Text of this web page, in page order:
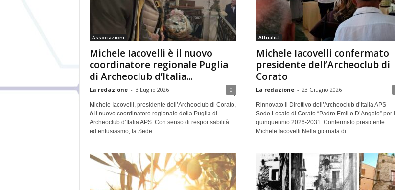
Associazioni
Michele Iacovelli è il nuovo
coordinatore regionale Puglia
di Archeoclub d’Italia...
La redazione - 3 Luglio 2026 0
Michele Iacovelli, presidente dell’Archeoclub di Corato,
è il nuovo coordinatore regionale della Puglia di
Archeoclub d’Italia APS. Con senso di responsabilità
ed entusiasmo, la Sede...
Attualità
Michele Iacovelli confermato
presidente dell’Archeoclub di
Corato
La redazione - 23 Giugno 2026
Rinnovato il Direttivo dell’Archeoclub d’Italia APS –
Sede Locale di Corato “Padre Emilio D’Angelo” per il
quinquennio 2026-2031. Confermato presidente
Michele Iacovelli Nella giornata di...